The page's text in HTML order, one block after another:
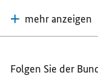
mehr anzeigen
Folgen Sie der